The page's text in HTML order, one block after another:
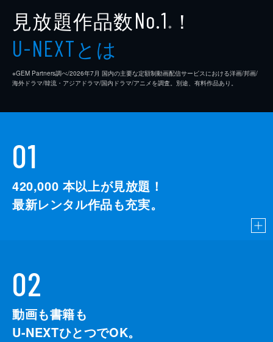
見放題作品数No.1 ※ ！
U-NEXTとは
※GEM Partners調べ/2026年7⽉ 国内の主要な定額制動画配信サービスにおける洋画/邦画/
海外ドラマ/韓流・アジアドラマ/国内ドラマ/アニメを調査。別途、有料作品あり。
01
420,000 本以上が見放題！
最新レンタル作品も充実。
02
動画も書籍も
U-NEXTひとつでOK。